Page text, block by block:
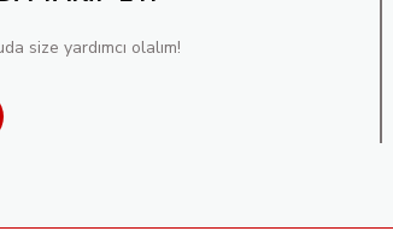
size yardımcı olalım!